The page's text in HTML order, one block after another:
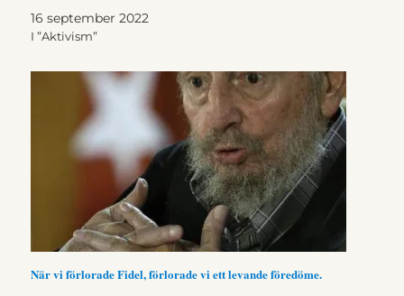
16 september 2022
I ”Aktivism”
När vi förlorade Fidel, förlorade vi ett levande föredöme.